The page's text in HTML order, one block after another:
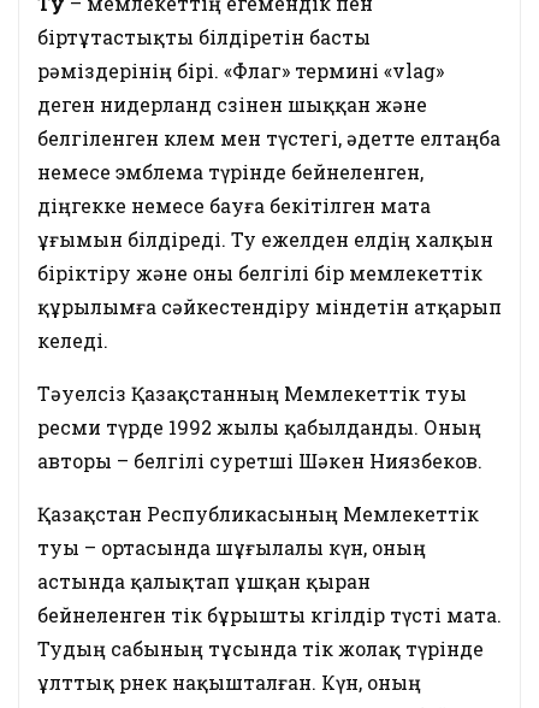
біртұтастықты білдіретін басты
рәміздерінің бірі. «Флаг» термині «vlag»
деген нидерланд сөзінен шыққан және
белгіленген көлем мен түстегі, әдетте елтаңба
немесе эмблема түрінде бейнеленген,
діңгекке немесе бауға бекітілген мата
ұғымын білдіреді. Ту ежелден елдің халқын
біріктіру және оны белгілі бір мемлекеттік
құрылымға сәйкестендіру міндетін атқарып
келеді.
Тәуелсіз Қазақстанның Мемлекеттік туы
ресми түрде 1992 жылы қабылданды. Оның
авторы – белгілі суретші Шәкен Ниязбеков.
Қазақстан Республикасының Мемлекеттік
туы – ортасында шұғылалы күн, оның
астында қалықтап ұшқан қыран
бейнеленген тік бұрышты көгілдір түсті мата.
Тудың сабының тұсында тік жолақ түрінде
ұлттық өрнек нақышталған. Күн, оның